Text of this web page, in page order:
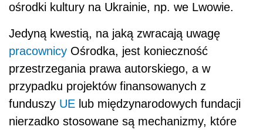
ośrodki kultury na Ukrainie, np. we Lwowie.
Jedyną kwestią, na jaką zwracają uwagę
pracownicy Ośrodka, jest konieczność
przestrzegania prawa autorskiego, a w
przypadku projektów finansowanych z
funduszy UE lub międzynarodowych fundacji
nierzadko stosowane są mechanizmy, które